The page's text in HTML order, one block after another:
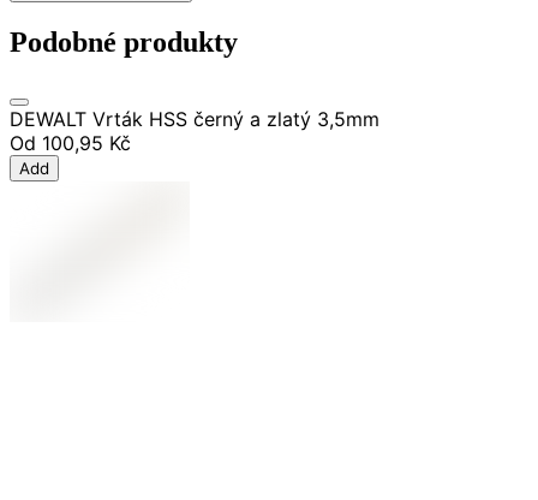
Podobné produkty
DEWALT Vrták HSS černý a zlatý 3,5mm
Od 100,95 Kč
Add